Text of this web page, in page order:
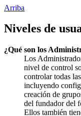
Arriba
Niveles de
¿Qué son los
Los
nivel de control
controlar todas
incluyendo
creación de
del fundador del
Ellos también